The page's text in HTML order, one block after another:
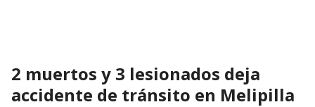
2 muertos y 3 lesionados deja
accidente de tránsito en Melipilla